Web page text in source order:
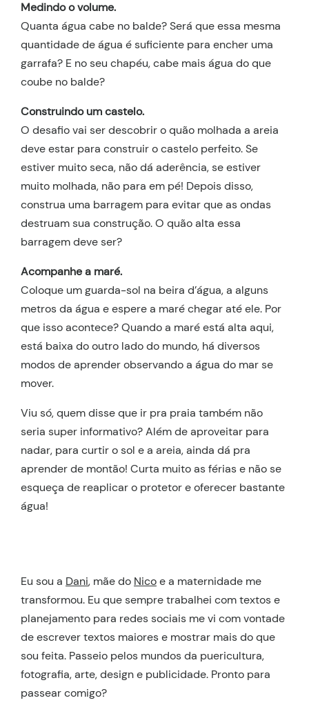
Medindo o volume.
Quanta água cabe no balde? Será que essa mesma
quantidade de água é suficiente para encher uma
garrafa? E no seu chapéu, cabe mais água do que
coube no balde?
Construindo um castelo.
O desafio vai ser descobrir o quão molhada a areia
deve estar para construir o castelo perfeito. Se
estiver muito seca, não dá aderência, se estiver
muito molhada, não para em pé! Depois disso,
construa uma barragem para evitar que as ondas
destruam sua construção. O quão alta essa
barragem deve ser?
Acompanhe a maré.
Coloque um guarda-sol na beira d’água, a alguns
metros da água e espere a maré chegar até ele. Por
que isso acontece? Quando a maré está alta aqui,
está baixa do outro lado do mundo, há diversos
modos de aprender observando a água do mar se
mover.
Viu só, quem disse que ir pra praia também não
seria super informativo? Além de aproveitar para
nadar, para curtir o sol e a areia, ainda dá pra
aprender de montão! Curta muito as férias e não se
esqueça de reaplicar o protetor e oferecer bastante
água!
Eu sou a Dani, mãe do Nicoe a maternidade me
transformou. Eu que sempre trabalhei com textos e
planejamento para redes sociais me vi com vontade
de escrever textos maiores e mostrar mais do que
sou feita. Passeio pelos mundos da puericultura,
fotografia, arte, design e publicidade. Pronto para
passear comigo?